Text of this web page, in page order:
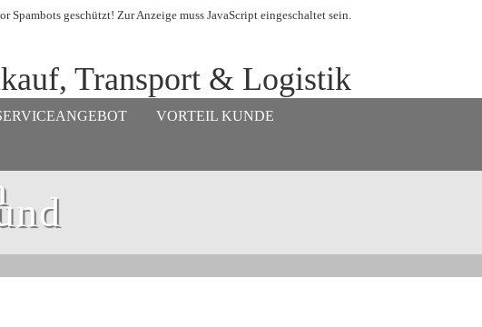
Spambots geschützt! Zur Anzeige muss JavaScript eingeschaltet sein.
Transport & Logistik
VORTEIL KUNDE